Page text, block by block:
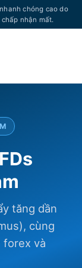
chóng cao do
nhận mất.
tăng dần
cùng
forex và